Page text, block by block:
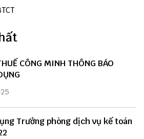
CÔNG MINH THÔNG BÁO
Trưởng phòng dịch vụ kế toán